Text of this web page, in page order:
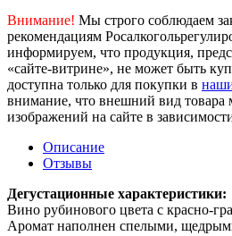
Внимание! Мы строго соблюдаем
рекомендациям
информируем, что продукция,
«сайте-витрине», не может быть
доступна только для покупки в
внимание, что внешний вид товара
изображений на сайте в
Описание
Отзывы
Дегустационные характеристики:
Вино рубинового цвета с красно-
Аромат наполнен спелыми,